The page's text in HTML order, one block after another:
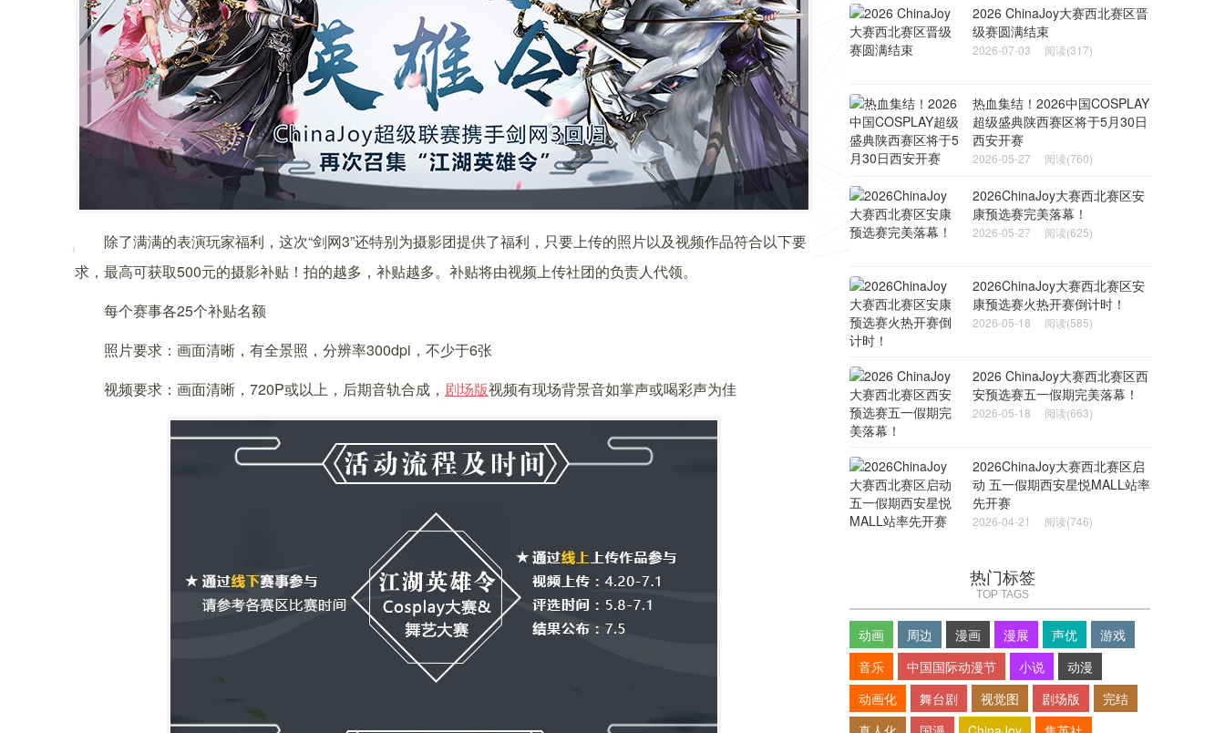
除了满满的表演玩家福利，这次“剑网3”还特别为摄影团提供了福利，只要上传的照片以及视频作品符合以下要
求，最高可获取500元的摄影补贴！拍的越多，补贴越多。补贴将由视频上传社团的负责人代领。
每个赛事各25个补贴名额
照片要求：画面清晰，有全景照，分辨率300dpi，不少于6张
视频要求：画面清晰，720P或以上，后期音轨合成， 剧场版视频有现场背景音如掌声或喝彩声为佳
2026 ChinaJoy大赛西北赛区晋
级赛圆满结束
2026-07-03 阅读(317)
热血集结！2026中国COSPLAY
超级盛典陕西赛区将于5月30日
西安开赛
2026-05-27 阅读(760)
2026ChinaJoy大赛西北赛区安
康预选赛完美落幕！
2026-05-27 阅读(625)
2026ChinaJoy大赛西北赛区安
康预选赛火热开赛倒计时！
2026-05-18 阅读(585)
2026 ChinaJoy大赛西北赛区西
安预选赛五一假期完美落幕！
2026-05-18 阅读(663)
2026ChinaJoy大赛西北赛区启
动 五一假期西安星悦MALL站率
先开赛
2026-04-21 阅读(746)
热门标签
TOP TAGS
动画 周边 漫画 漫展 声优
游戏
音乐
中国国际动漫节 小说
动漫
动画化
舞台剧 视觉图 剧场版
完结